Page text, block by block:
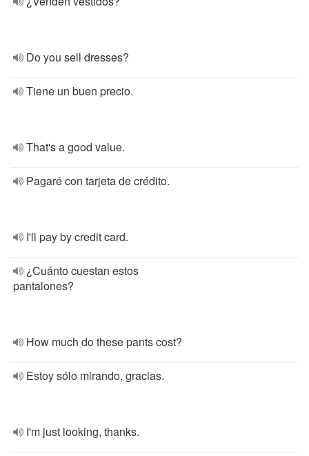
Do you sell dresses?
Tiene un buen precio.
That's a good value.
Pagaré con tarjeta de crédito.
I'll pay by credit card.
¿Cuánto cuestan estos
pantalones?
How much do these pants cost?
Estoy sólo mirando, gracias.
I'm just looking, thanks.